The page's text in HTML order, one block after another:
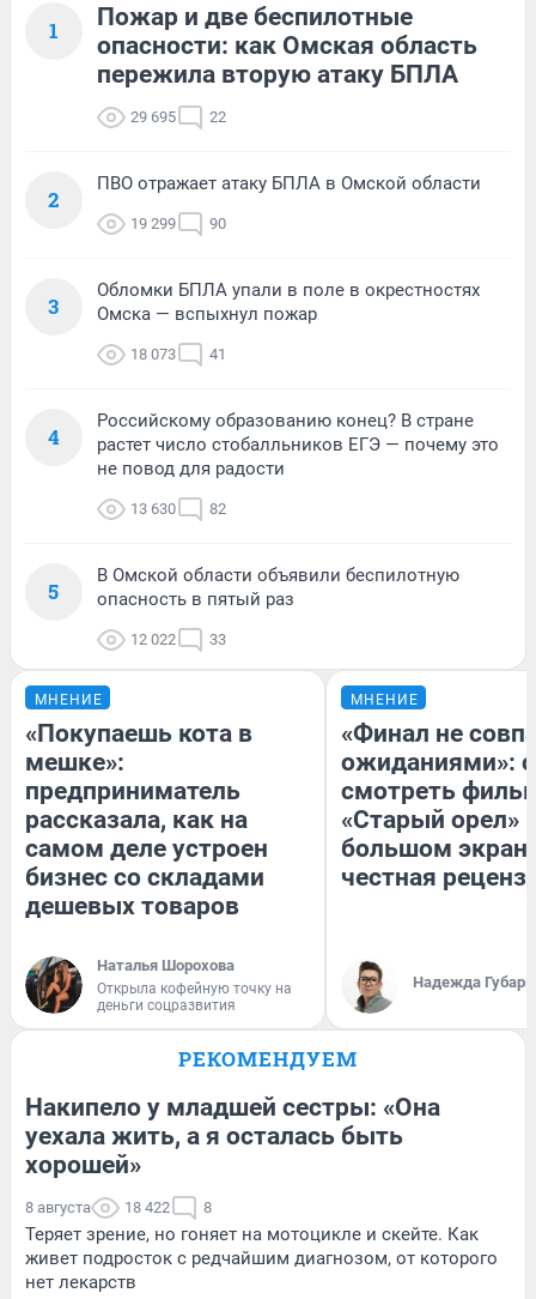
1
Пожар и две беспилотные
опасности: как Омская область
пережила вторую атаку БПЛА
29 695 22
2
ПВО отражает атаку БПЛА в Омской области
19 299 90
3
Обломки БПЛА упали в поле в окрестностях
Омска — вспыхнул пожар
18 073 41
4
Российскому образованию конец? В стране
растет число стобалльников ЕГЭ — почему это
не повод для радости
13 630 82
5
В Омской области объявили беспилотную
опасность в пятый раз
12 022 33
МНЕНИЕ
«Покупаешь кота в
мешке»:
предприниматель
рассказала, как на
самом деле устроен
бизнес со складами
дешевых товаров
Наталья Шорохова
Открыла кофейную точку на
деньги соцразвития
МНЕНИЕ
«Финал не
ожиданиями»:
смотреть
«Старый орел»
большом
честная
Надежда Губарь
РЕКОМЕНДУЕМ
Накипело у младшей сестры: «Она
уехала жить, а я осталась быть
хорошей»
8 августа 18 422 8
Теряет зрение, но гоняет на мотоцикле и скейте. Как
живет подросток с редчайшим диагнозом, от которого
нет лекарств